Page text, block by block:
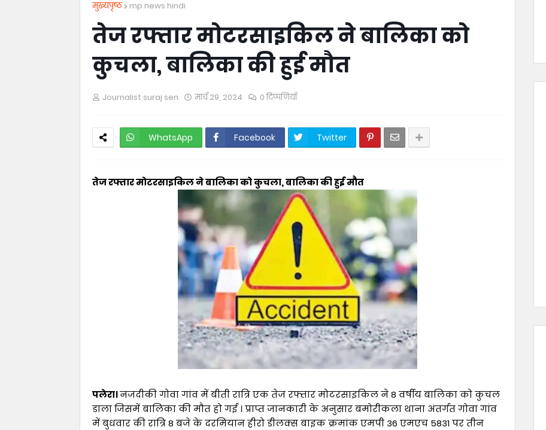
मुख्यपृष्ठ mp news hindi
तेज रफ्तार मोटरसाइकिल ने बालिका को
कुचला, बालिका की हुई मौत
Journalist suraj sen मार्च 29, 2024 0 टिप्पणियाँ
WhatsApp Facebook Twitter
तेज रफ्तार मोटरसाइकिल ने बालिका को कुचला, बालिका की हुई मौत
पलेरा।नजदीकी गोवा गांव में बीती रात्रि एक तेज रफ्तार मोटरसाइकिल ने 8 वर्षीय बालिका को कुचल
डाला जिसमें बालिका की मौत हो गई । प्राप्त जानकारी के अनुसार बमोरीकला थाना अंतर्गत गोवा गांव
में बुधवार की रात्रि 8 बजे के दरमियान हीरो डीलक्स बाइक क्रमांक एमपी 36 एमएच 5831 पर तीन